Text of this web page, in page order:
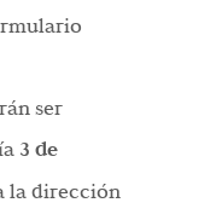
ser
3 de
la dirección